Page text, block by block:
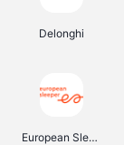
Delonghi
European Sleeper